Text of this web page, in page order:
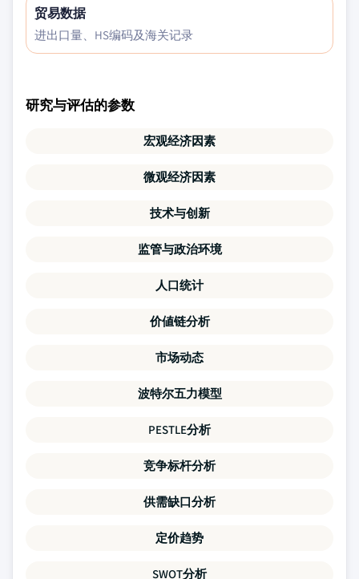
贸易数据
进出口量、HS编码及海关记录
研究与评估的参数
宏观经济因素
微观经济因素
技术与创新
监管与政治环境
人口统计
价値链分析
市场动态
波特尔五力模型
PESTLE分析
竞争标杆分析
供需缺口分析
定价趋势
SWOT分析